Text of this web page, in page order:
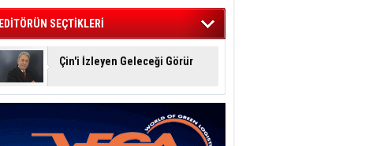
EDİTÖRÜN SEÇTİKLERİ
Çin'i İzleyen Geleceği Görür